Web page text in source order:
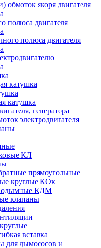
обмоток якоря двигателя
полюса двигателя
полюса двигателя
катушка
катушка
генератора
электродвигателя
КЛ
прямоугольные
круглые КОк
КДМ
клапаны
вставка
для дымососов и